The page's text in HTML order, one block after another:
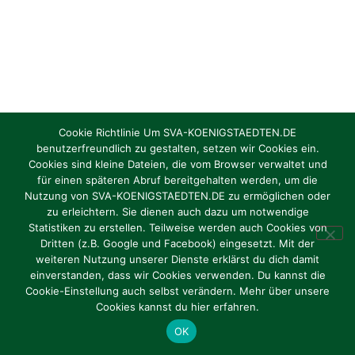
Cookie Richtlinie Um SVA-KOENIGSTAEDTEN.DE
benutzerfreundlich zu gestalten, setzen wir Cookies ein.
Cookies sind kleine Dateien, die vom Browser verwaltet und
für einen späteren Abruf bereitgehalten werden, um die
Nutzung von SVA-KOENIGSTAEDTEN.DE zu ermöglichen oder
zu erleichtern. Sie dienen auch dazu um notwendige
Statistiken zu erstellen. Teilweise werden auch Cookies von
Dritten (z.B. Google und Facebook) eingesetzt. Mit der
weiteren Nutzung unserer Dienste erklärst du dich damit
einverstanden, dass wir Cookies verwenden. Du kannst die
Cookie-Einstellung auch selbst verändern. Mehr über unsere
Cookies kannst du hier erfahren.
OK